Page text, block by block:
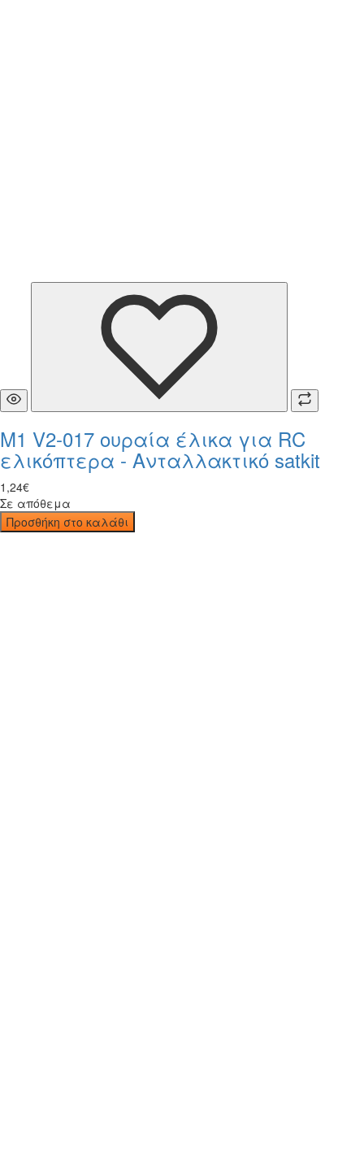
M1 V2-017 ουραία έλικα για RC
ελικόπτερα - Ανταλλακτικό satkit
1 ,24€
Σε απόθεμα
Προσθήκη στο καλάθι